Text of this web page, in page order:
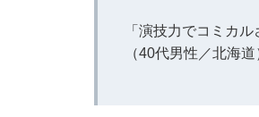
「演技力でコミカ
（40代男性／北海道